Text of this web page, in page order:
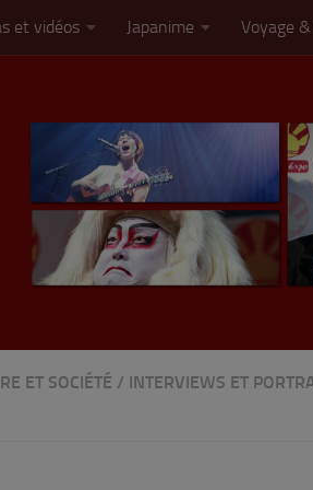
et vidéos Japanime Voyage
ET SOCIÉTÉ / INTERVIEWS ET